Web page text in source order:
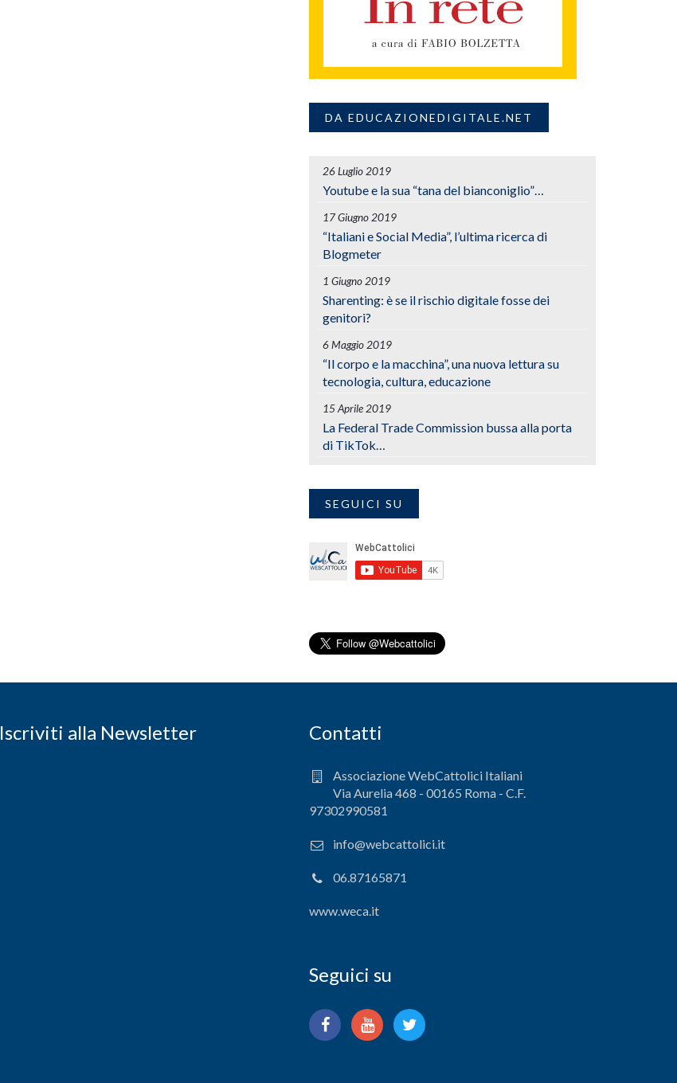
DA EDUCAZIONEDIGITALE.NET
26 Luglio 2019
Youtube e la sua “tana del bianconiglio”…
17 Giugno 2019
“Italiani e Social Media”, l’ultima ricerca di
Blogmeter
1 Giugno 2019
Sharenting: è se il rischio digitale fosse dei
genitori?
6 Maggio 2019
“Il corpo e la macchina”, una nuova lettura su
tecnologia, cultura, educazione
15 Aprile 2019
La Federal Trade Commission bussa alla porta
di TikTok…
SEGUICI SU
Iscriviti alla Newsletter Contatti
Associazione WebCattolici Italiani
Via Aurelia 468 - 00165 Roma - C.F.
97302990581
info@webcattolici.it
06.87165871
www.weca.it
Seguici su